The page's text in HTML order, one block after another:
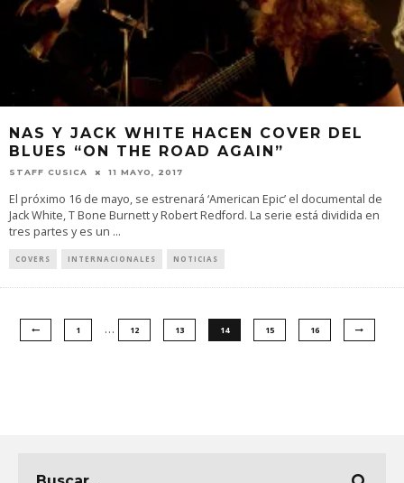
NAS Y JACK WHITE HACEN COVER DEL
BLUES “ON THE ROAD AGAIN”
STAFF CUSICA 11 MAYO, 2017
El próximo 16 de mayo, se estrenará ‘American Epic’ el documental de
Jack White, T Bone Burnett y Robert Redford. La serie está dividida en
tres partes y es un ...
COVERS INTERNACIONALES NOTICIAS
1 … 12 13 14 15 16